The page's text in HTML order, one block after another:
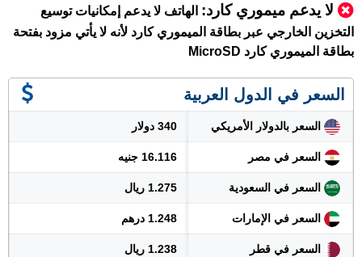
لا يدعم ميموري كارد: الهاتف لا يدعم إمكانيات توسيع
التخزين الخارجي عبر بطاقة الميموري كارد لأنه لا يأتي مزود بفتحة
بطاقة الميموري كارد MicroSD
السعر في الدول العربية
السعر بالدولار الأمريكي 340 دولار
السعر في مصر 16.116 جنيه
السعر في السعودية 1.275 ريال
السعر في الإمارات 1.248 درهم
السعر في قطر 1.238 ريال